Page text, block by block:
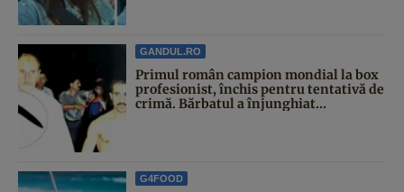
GANDUL.RO
Primul român campion mondial la box
profesionist, închis pentru tentativă de
crimă. Bărbatul a înjunghiat...
G4FOOD